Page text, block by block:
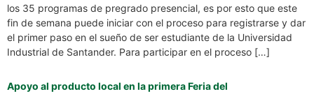
los 35 programas de pregrado presencial, es por esto que este
fin de semana puede iniciar con el proceso para registrarse y dar
el primer paso en el sueño de ser estudiante de la Universidad
Industrial de Santander. Para participar en el proceso […]
Apoyo al producto local en la primera Feria del